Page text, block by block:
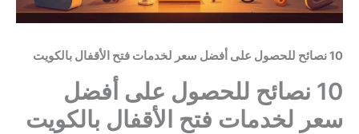
10 نصائح للحصول على أفضل سعر لخدمات فتح الأقفال بالكويت
10 نصائح للحصول على أفضل
سعر لخدمات فتح الأقفال بالكويت